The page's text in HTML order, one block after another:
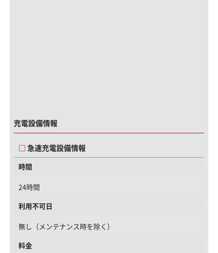
充電設備情報
急速充電設備情報
時間
24時間
利用不可日
無し（メンテナンス時を除く）
料金